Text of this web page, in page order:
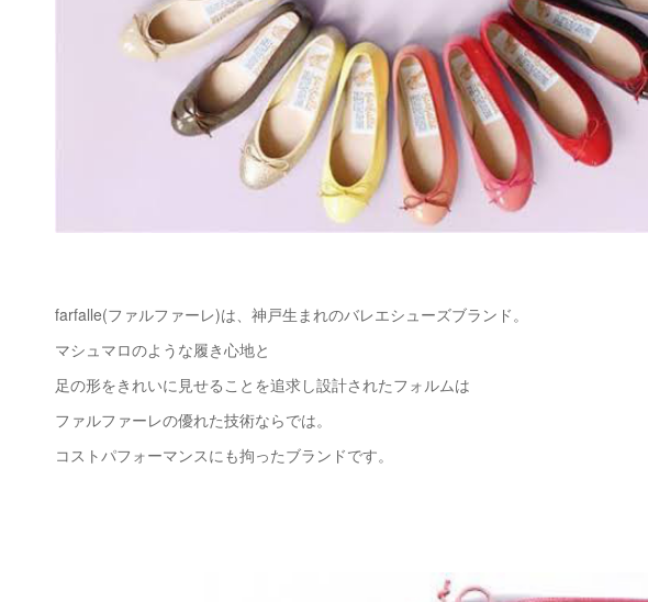
farfalle(ファルファーレ)は、神戸生まれのバレエシューズブランド。
マシュマロのような履き心地と
足の形をきれいに見せることを追求し設計されたフォルムは
ファルファーレの優れた技術ならでは。
コストパフォーマンスにも拘ったブランドです。